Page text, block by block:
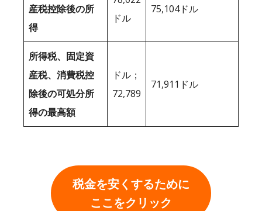
産税控除後の所
得
ドル
75,104ドル
所得税、固定資
産税、消費税控
除後の可処分所
得の最高額
ドル；
72,789
71,911ドル
税金を安くするために
ここをクリック